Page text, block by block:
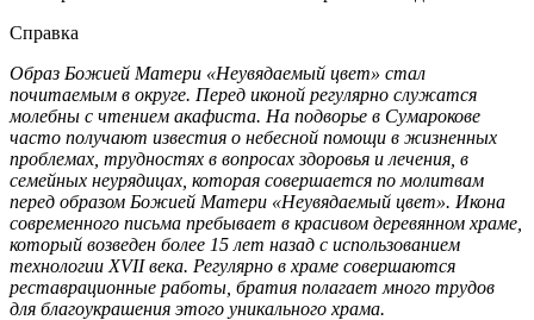
Справка
Образ Божией Матери «Неувядаемый цвет» стал
почитаемым в округе. Перед иконой регулярно служатся
молебны с чтением акафиста. На подворье в Сумарокове
часто получают известия о небесной помощи в жизненных
проблемах, трудностях в вопросах здоровья и лечения, в
семейных неурядицах, которая совершается по молитвам
перед образом Божией Матери «Неувядаемый цвет». Икона
современного письма пребывает в красивом деревянном храме,
который возведен более 15 лет назад с использованием
технологии ХVII века. Регулярно в храме совершаются
реставрационные работы, братия полагает много трудов
для благоукрашения этого уникального храма.